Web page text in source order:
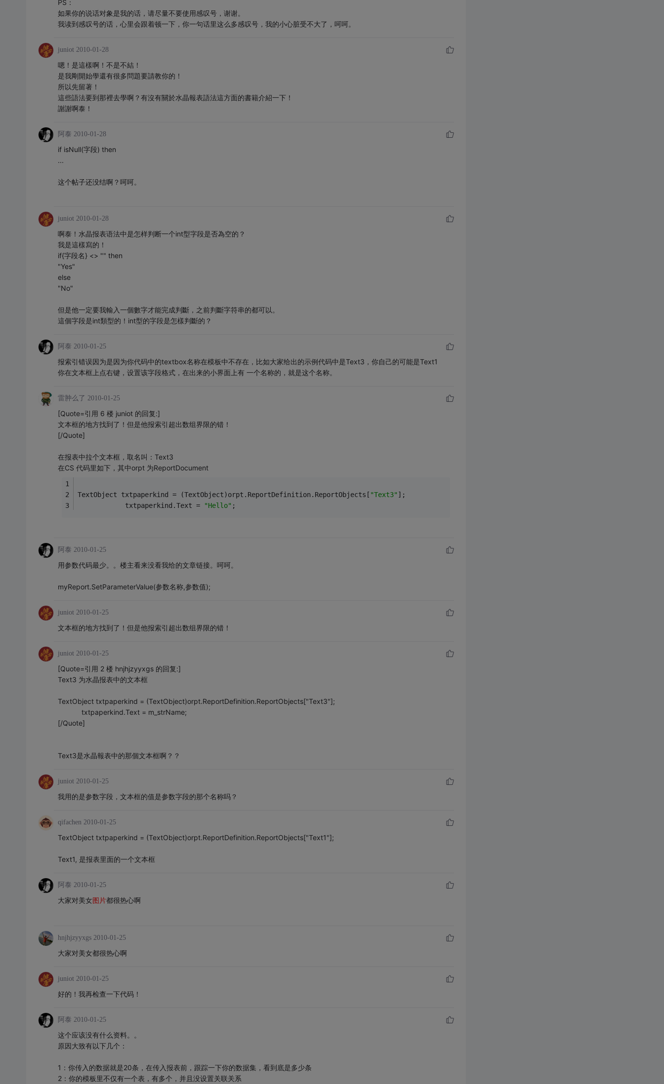
PS：
如果你的说话对象是我的话，请尽量不要使用感叹号，谢谢。
我读到感叹号的话，心里会跟着顿一下，你一句话里这么多感叹号，我的小心脏受不大了，呵呵。
juniot 2010-01-28
嗯！是這樣啊！不是不結！
是我剛開始學還有很多問題要請教你的！
所以先留著！
這些語法要到那裡去學啊？有沒有關於水晶報表語法這方面的書籍介紹一下！
謝謝啊泰！
阿泰 2010-01-28
if isNull(字段) then
...
这个帖子还没结啊？呵呵。
juniot 2010-01-28
啊泰！水晶报表语法中是怎样判断一个int型字段是否為空的？
我是這樣寫的！
if{字段名} <> "" then
"Yes"
else
"No"
但是他一定要我輸入一個數字才能完成判斷，之前判斷字符串的都可以。
這個字段是int類型的！int型的字段是怎樣判斷的？
阿泰 2010-01-25
报索引错误因为是因为你代码中的textbox名称在模板中不存在，比如大家给出的示例代码中是Text3，你自己的可能是Text1
你在文本框上点右键，设置该字段格式，在出来的小界面上有 一个名称的，就是这个名称。
雷肿么了 2010-01-25
[Quote=引用 6 楼 juniot 的回复:]
文本框的地方找到了！但是他报索引超出数组界限的错！
[/Quote]
在报表中拉个文本框，取名叫：Text3
在CS 代码里如下，其中orpt 为ReportDocument
TextObject txtpaperkind = (TextObject)orpt.ReportDefinition.ReportObjects[ "Text3" ];
            txtpaperkind.Text =
"Hello" ;
阿泰 2010-01-25
用参数代码最少。。楼主看来没看我给的文章链接。呵呵。
myReport.SetParameterValue(参数名称,参数值);
juniot 2010-01-25
文本框的地方找到了！但是他报索引超出数组界限的错！
juniot 2010-01-25
[Quote=引用 2 楼 hnjhjzyyxgs 的回复:]
Text3 为水晶报表中的文本框
TextObject txtpaperkind = (TextObject)orpt.ReportDefinition.ReportObjects["Text3"];
txtpaperkind.Text = m_strName;
[/Quote]
Text3是水晶報表中的那個文本框啊？？
juniot 2010-01-25
我用的是参数字段，文本框的值是参数字段的那个名称吗？
qifachen 2010-01-25
TextObject txtpaperkind = (TextObject)orpt.ReportDefinition.ReportObjects["Text1"];
Text1, 是报表里面的一个文本框
阿泰 2010-01-25
大家对美女图片都很热心啊
hnjhjzyyxgs 2010-01-25
大家对美女都很热心啊
juniot 2010-01-25
好的！我再检查一下代码！
阿泰 2010-01-25
这个应该没有什么资料。。
原因大致有以下几个：
1：你传入的数据就是20条，在传入报表前，跟踪一下你的数据集，看到底是多少条
2：你的模板里不仅有一个表，有多个，并且没设置关联关系